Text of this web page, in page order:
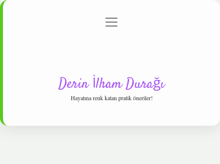
Gizlilik Politikası
menüyü
Derin İlham Durağı
Hayatına renk katan pratik öneriler!